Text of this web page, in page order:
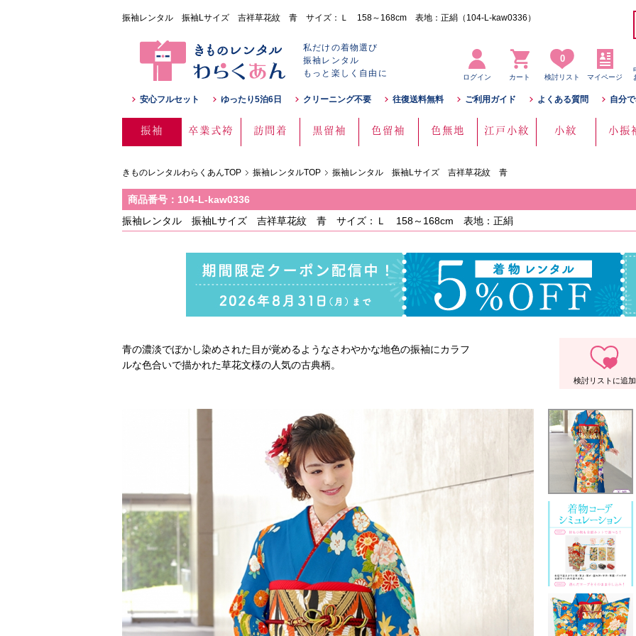
振袖レンタル 振袖Lサイズ 吉祥草花紋 青 サイズ：Ｌ 158～168cm 表地：正絹（104-L-kaw0336）
私だけの着物選び
振袖レンタル
もっと楽しく自由に
ログイン カート
0
検討リスト マイページ
安心フルセット ゆったり5泊6日 クリーニング不要 往復送料無料 ご利用ガイド よくある質問 自分
振袖 卒業式袴 訪問着 黒留袖 色留袖 色無地 江戸小紋 小紋 小振
きものレンタルわらくあんTOP 振袖レンタルTOP 振袖レンタル 振袖Lサイズ 吉祥草花紋 青
商品番号：104-L-kaw0336
振袖レンタル 振袖Lサイズ 吉祥草花紋 青 サイズ：Ｌ 158～168cm 表地：正絹
青の濃淡でぼかし染めされた目が覚めるようなさわやかな地色の振袖にカラフ
ルな色合いで描かれた草花文様の人気の古典柄。